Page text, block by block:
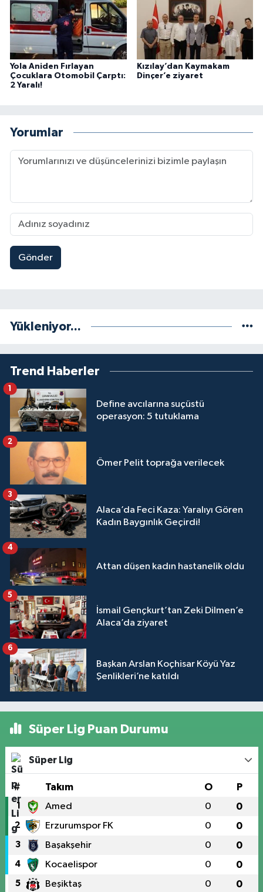
Yola Aniden Fırlayan
Çocuklara Otomobil Çarptı:
2 Yaralı!
Kızılay’dan Kaymakam
Dinçer’e ziyaret
Yorumlar
Gönder
Yükleniyor...
Trend Haberler
Define avcılarına suçüstü
operasyon: 5 tutuklama
1
Ömer Pelit toprağa verilecek
2
Alaca’da Feci Kaza: Yaralıyı Gören
Kadın Baygınlık Geçirdi!
3
Attan düşen kadın hastanelik oldu
4
İsmail Gençkurt’tan Zeki Dilmen’e
Alaca’da ziyaret
5
Başkan Arslan Koçhisar Köyü Yaz
Şenlikleri’ne katıldı
6
Süper Lig Puan Durumu
Süper Lig
# Takım O P
1 Amed 0 0
2 Erzurumspor FK 0 0
3 Başakşehir 0 0
4 Kocaelispor 0 0
5 Beşiktaş 0 0